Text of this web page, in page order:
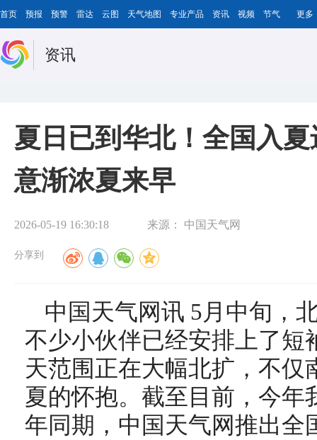
首页 预报 预警 雷达 云图 天气地图 专业产品 资讯 视频 节气 更多
资讯
夏日已到华北！全国入
意渐浓夏来早
2026-05-19 16:30:18 来源： 中国天气网
分享到
中国天气网讯 5月中旬，
不少小伙伴已经安排上了短
天范围正在大幅北扩，不仅
夏的怀抱。截至目前，今年
年同期，中国天气网推出全